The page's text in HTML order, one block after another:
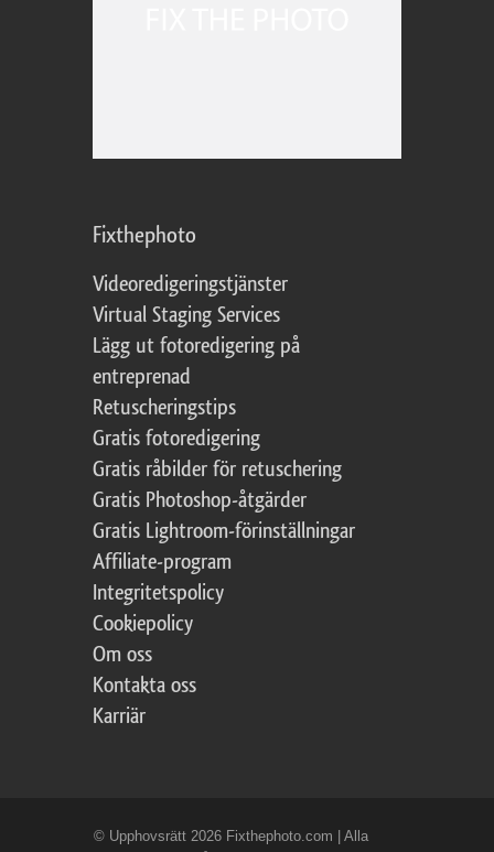
Fixthephoto
Videoredigeringstjänster
Virtual Staging Services
Lägg ut fotoredigering på
entreprenad
Retuscheringstips
Gratis fotoredigering
Gratis råbilder för retuschering
Gratis Photoshop-åtgärder
Gratis Lightroom-förinställningar
Affiliate-program
Integritetspolicy
Cookiepolicy
Om oss
Kontakta oss
Karriär
© Upphovsrätt 2026 Fixthephoto.com | Alla